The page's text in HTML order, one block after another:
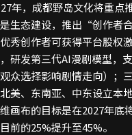
年，成都野岛文化将重点
生态建设，推出“创作者
秀创作者可获得平台股权
研发第三代AI漫剧模型，
众选择影响剧情走向）；
美、东南亚、中东设立本
画布的目标是在2027年底
前的25%提升至45%。